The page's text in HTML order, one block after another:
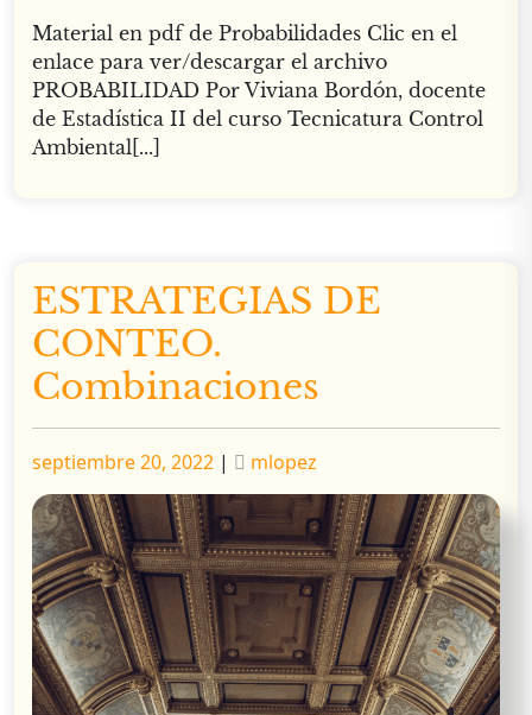
Material en pdf de Probabilidades Clic en el
enlace para ver/descargar el archivo
PROBABILIDAD Por Viviana Bordón, docente
de Estadística II del curso Tecnicatura Control
Ambiental[...]
ESTRATEGIAS DE
CONTEO.
Combinaciones
Publicado
septiembre 20, 2022 | Publicado
mlopez